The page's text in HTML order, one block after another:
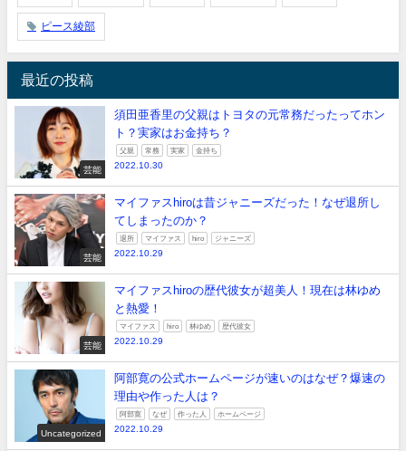
ピース綾部
最近の投稿
芸能
須田亜香里の父親はトヨタの元常務だったってホン
ト？実家はお金持ち？
父親 常務 実家 金持ち
2022.10.30
芸能
マイファスhiroは昔ジャニーズだった！なぜ退所し
てしまったのか？
退所 マイファス hiro ジャニーズ
2022.10.29
芸能
マイファスhiroの歴代彼女が超美人！現在は林ゆめ
と熱愛！
マイファス hiro 林ゆめ 歴代彼女
2022.10.29
Uncategorized
阿部寛の公式ホームページが速いのはなぜ？爆速の
理由や作った人は？
阿部寛 なぜ 作った人 ホームページ
2022.10.29